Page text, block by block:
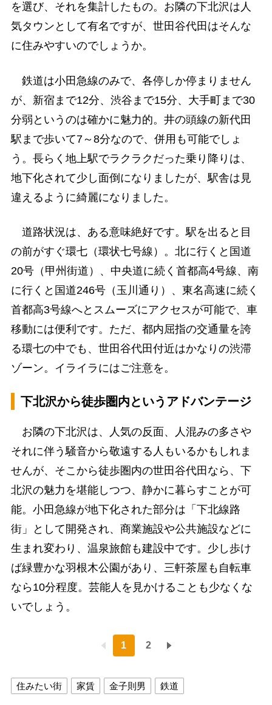
を選び、それを集計したもの。お隣の下北沢は人
気タウンとして有名ですが、世田谷代田はそんな
に住みやすいのでしょうか。
鉄道は小田急線のみで、各停しか停まりません
が、新宿まで12分、渋谷まで15分、大手町まで30
分弱というのは確かに魅力的。井の頭線の新代田
駅まで歩いて7～8分なので、併用も可能でしょ
う。長らく地上駅でラクラクだった乗り降りは、
地下化されて少し面倒になりましたが、駅舎は見
違えるように綺麗になりました。
道路状況は、ある意味絶好です。駅を出ると目
の前がすぐ環七（環状七号線）。北に行くと国道
20号（甲州街道）、中央道に続く首都高4号線、南
に行くと国道246号（玉川通り）、東名高速に続く
首都高3号線へとスムーズにアクセスが可能で、車
移動には便利です。ただ、都内屈指の交通量を誇
る環七の中でも、世田谷代田付近はかなりの渋滞
ゾーン。イライラにはご注意を。
下北沢から徒歩圏内というアドバンテージ
お隣の下北沢は、人気の反面、人混みの多さや
それに伴う騒音から敬遠する人もいるかもしれま
せんが、そこから徒歩圏内の世田谷代田なら、下
北沢の魅力を堪能しつつ、静かに暮らすことが可
能。小田急線が地下化された部分は「下北線路
街」として開発され、商業施設や公共施設などに
生まれ変わり、温泉旅館も建設中です。少し歩け
ば緑豊かな羽根木公園があり、三軒茶屋も自転車
なら10分程度。芸能人を見かけることも少なくな
いでしょう。
1 2
住みたい街 家賃 金子則男 鉄道